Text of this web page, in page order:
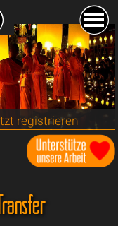
registrieren